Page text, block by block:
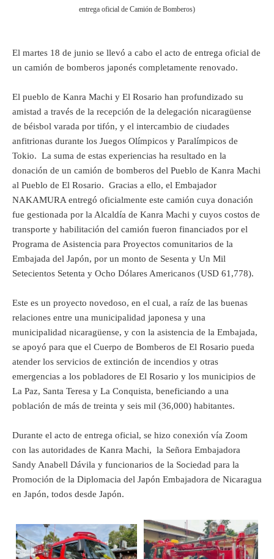
entrega oficial de Camión de Bomberos)
El martes 18 de junio se llevó a cabo el acto de entrega oficial de
un camión de bomberos japonés completamente renovado.
El pueblo de Kanra Machi y El Rosario han profundizado su
amistad a través de la recepción de la delegación nicaragüense
de béisbol varada por tifón, y el intercambio de ciudades
anfitrionas durante los Juegos Olímpicos y Paralímpicos de
Tokio. La suma de estas experiencias ha resultado en la
donación de un camión de bomberos del Pueblo de Kanra Machi
al Pueblo de El Rosario. Gracias a ello, el Embajador
NAKAMURA entregó oficialmente este camión cuya donación
fue gestionada por la Alcaldía de Kanra Machi y cuyos costos de
transporte y habilitación del camión fueron financiados por el
Programa de Asistencia para Proyectos comunitarios de la
Embajada del Japón, por un monto de Sesenta y Un Mil
Setecientos Setenta y Ocho Dólares Americanos (USD 61,778).
Este es un proyecto novedoso, en el cual, a raíz de las buenas
relaciones entre una municipalidad japonesa y una
municipalidad nicaragüense, y con la asistencia de la Embajada,
se apoyó para que el Cuerpo de Bomberos de El Rosario pueda
atender los servicios de extinción de incendios y otras
emergencias a los pobladores de El Rosario y los municipios de
La Paz, Santa Teresa y La Conquista, beneficiando a una
población de más de treinta y seis mil (36,000) habitantes.
Durante el acto de entrega oficial, se hizo conexión vía Zoom
con las autoridades de Kanra Machi, la Señora Embajadora
Sandy Anabell Dávila y funcionarios de la Sociedad para la
Promoción de la Diplomacia del Japón Embajadora de Nicaragua
en Japón, todos desde Japón.